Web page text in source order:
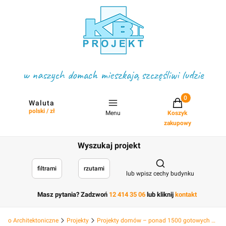
w naszych domach mieszkają szczęśliwi ludzie
Waluta
polski / zł Menu
Projekty w
Koszyk
zakupowy
Wyszukaj projekt
filtrami rzutami
Otwórz
lub wpisz cechy budynku
Masz pytania? Zadzwoń 12 414 35 06 lub kliknij kontakt
Architektoniczne Projekty Projekty domów – ponad 1500 gotowych projektów